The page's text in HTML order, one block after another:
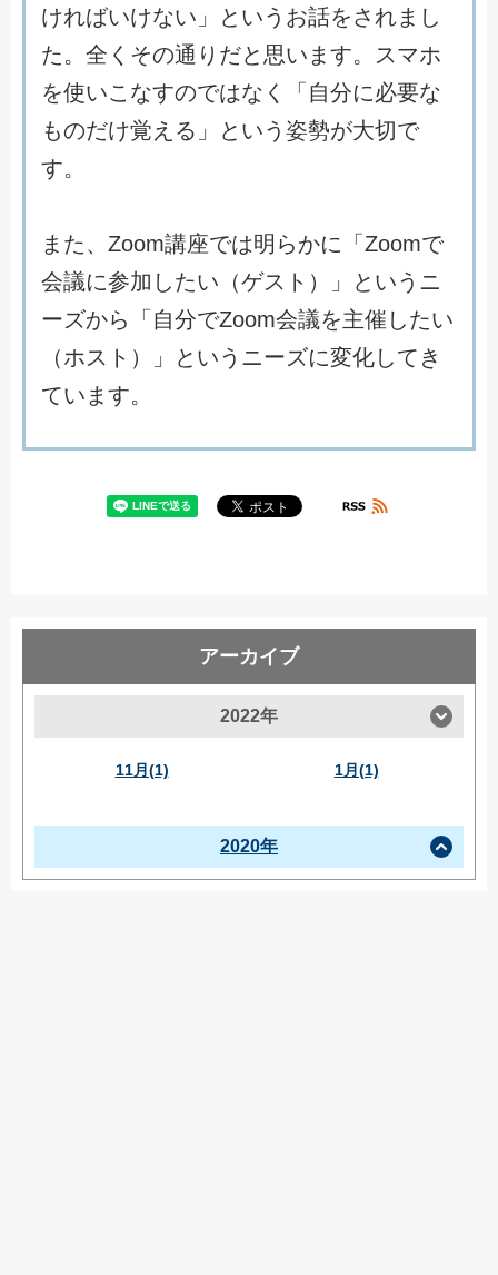
ければいけない 」 と いう お話をさ れま し
た。 全 く その通 り だと 思い ま す。 スマホ
を使いこ なすのではな く 「 自分に必要な
ものだけ覚え る 」 と いう 姿勢が大切で
す。
ま た、 Zoom講座では明 らかに 「 Zoomで
会議に参加 したい （ゲス ト ） 」 と いう ニ
ーズから 「 自分でZoom会議を主催 したい
（ホス ト ） 」 と いう ニーズに変化して き
てい ま す。
アーカイブ
2022年
11月(1) 1月(1)
2020年